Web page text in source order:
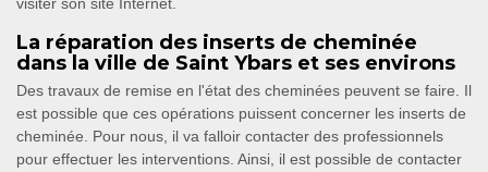
visiter son site Internet.
La réparation des inserts de cheminée
dans la ville de Saint Ybars et ses environs
Des travaux de remise en l'état des cheminées peuvent se faire. Il
est possible que ces opérations puissent concerner les inserts de
cheminée. Pour nous, il va falloir contacter des professionnels
pour effectuer les interventions. Ainsi, il est possible de contacter